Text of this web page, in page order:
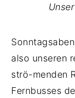
also unseren
strö-menden
Fernbusses